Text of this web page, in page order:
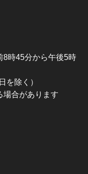
8時45分から午後5時
を除く）
合があります